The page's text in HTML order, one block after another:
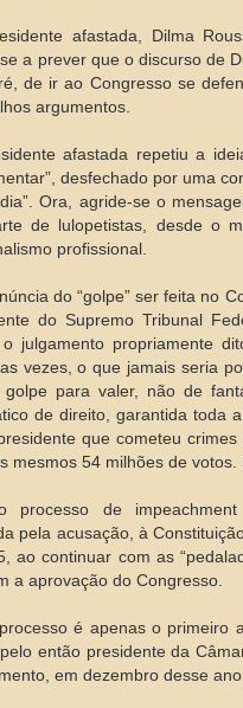
afastada, Dilma
a prever que o discurso de
de ir ao Congresso se
argumentos.
afastada repetiu a
desfechado por uma
Ora, agride-se o
de lulopetistas, desde o
profissional.
do “golpe” ser feita no
do Supremo Tribunal
o julgamento propriamente
vezes, o que jamais seria
para valer, não de
de direito, garantida toda
que cometeu
mesmos 54 milhões de votos.
processo de
pela acusação, à
ao continuar com as
a aprovação do Congresso.
é apenas o primeiro
então presidente da
em dezembro desse